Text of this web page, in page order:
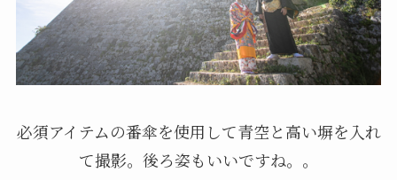
必須アイテムの番傘を使用して青空と高い塀を入れ
て撮影。後ろ姿もいいですね。。